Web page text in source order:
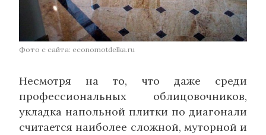
Фото с сайта: economotdelka.ru
Несмотря на то, что даже среди
профессиональных облицовочников,
укладка напольной плитки по диагонали
считается наиболее сложной, муторной и